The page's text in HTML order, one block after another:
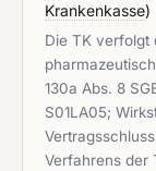
Krankenkasse)
Die TK verfolgt
130a Abs. 8
S01LA05;
Verfahrens der